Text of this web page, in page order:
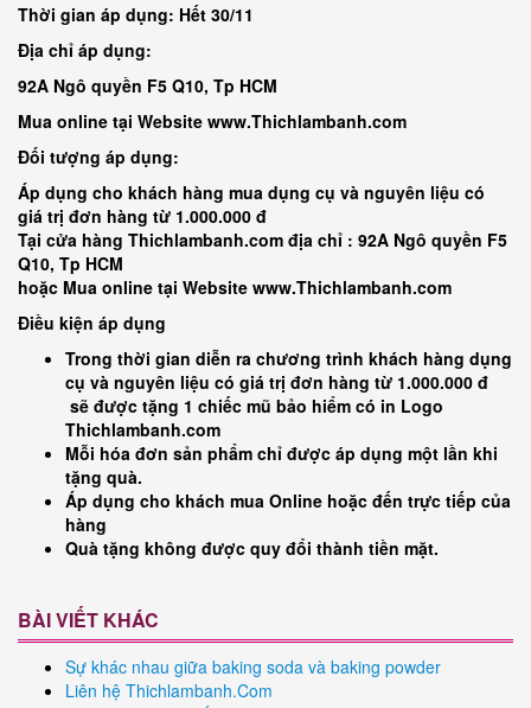
Thời gian áp dụng: Hết 30/11
Địa chỉ áp dụng:
92A Ngô quyền F5 Q10, Tp HCM
Mua online tại Website www.Thichlambanh.com
Đối tượng áp dụng:
Áp dụng cho khách hàng mua dụng cụ và nguyên liệu có
giá trị đơn hàng từ 1.000.000 đ
Tại cửa hàng Thichlambanh.com địa chỉ : 92A Ngô quyền F5
Q10, Tp HCM
hoặc Mua online tại Website www.Thichlambanh.com
Điều kiện áp dụng
Trong thời gian diễn ra chương trình khách hàng dụng
cụ và nguyên liệu có giá trị đơn hàng từ 1.000.000 đ
sẽ được tặng 1 chiếc mũ bảo hiểm có in Logo
Thichlambanh.com
Mỗi hóa đơn sản phẩm chỉ được áp dụng một lần khi
tặng quà.
Áp dụng cho khách mua Online hoặc đến trực tiếp của
hàng
Quà tặng không được quy đổi thành tiền mặt.
BÀI VIẾT KHÁC
Sự khác nhau giữa baking soda và baking powder
Liên hệ Thichlambanh.Com